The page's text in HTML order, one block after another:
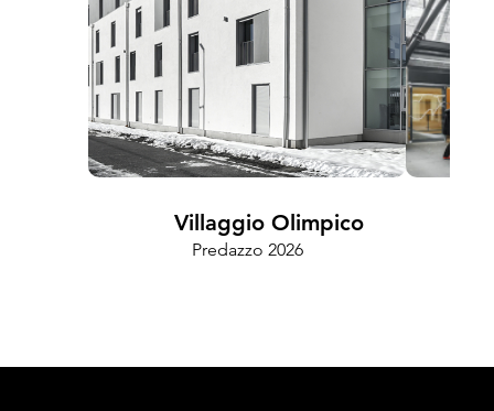
Villaggio Olimpico
Predazzo 2026